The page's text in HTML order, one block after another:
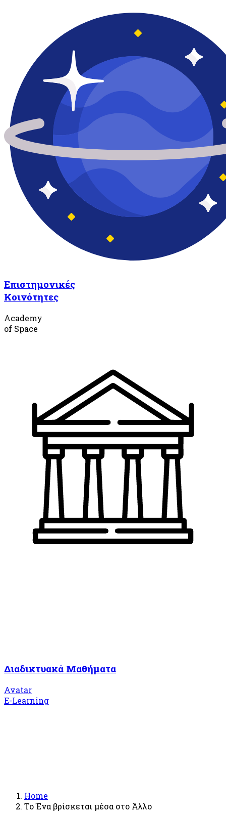
Επιστημονικές
Κοινότητες
Academy
of Space
Διαδικτυακά Μαθήματα
Avatar
E-Learning
Home
Το Ένα βρίσκεται μέσα στο Άλλο